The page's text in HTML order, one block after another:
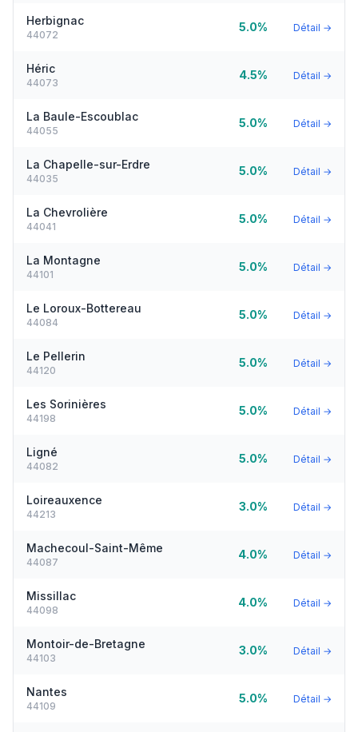
Herbignac
44072
5.0% Détail →
Héric
44073
4.5% Détail →
La Baule-Escoublac
44055
5.0% Détail →
La Chapelle-sur-Erdre
44035
5.0% Détail →
La Chevrolière
44041
5.0% Détail →
La Montagne
44101
5.0% Détail →
Le Loroux-Bottereau
44084
5.0% Détail →
Le Pellerin
44120
5.0% Détail →
Les Sorinières
44198
5.0% Détail →
Ligné
44082
5.0% Détail →
Loireauxence
44213
3.0% Détail →
Machecoul-Saint-Même
44087
4.0% Détail →
Missillac
44098
4.0% Détail →
Montoir-de-Bretagne
44103
3.0% Détail →
Nantes
44109
5.0% Détail →